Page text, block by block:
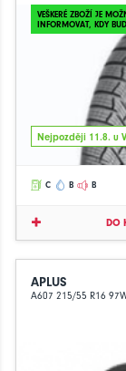
VEŠKERÉ ZBOŽÍ JE
INFORMOVAT, KDY
Nejpozději 11.8. u
C B B
DO
APLUS
A607 215/55 R16